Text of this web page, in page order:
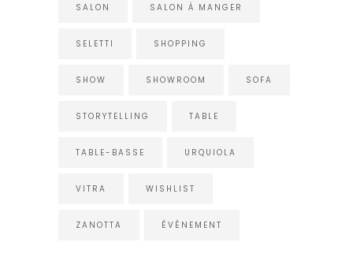
SALON SALON À MANGER
SELETTI SHOPPING
SHOW SHOWROOM SOFA
STORYTELLING TABLE
TABLE-BASSE URQUIOLA
VITRA WISHLIST
ZANOTTA ÉVÉNEMENT